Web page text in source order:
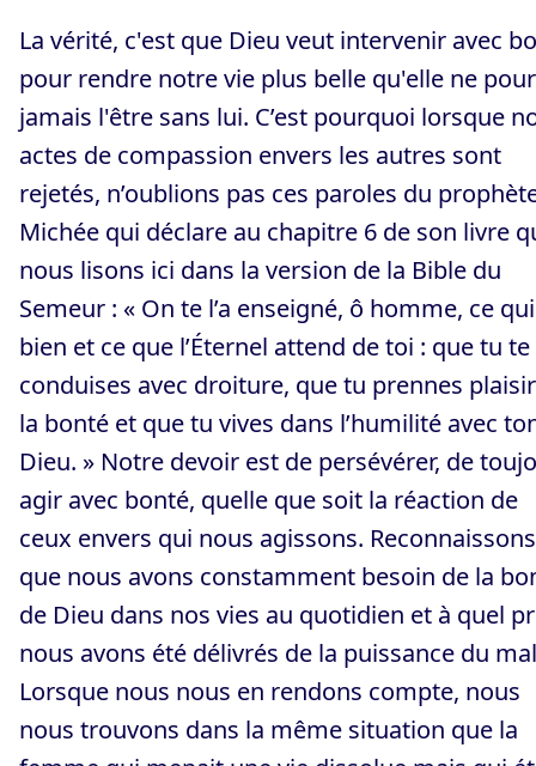
La vérité, c'est que Dieu veut intervenir avec
pour rendre notre vie plus belle qu'elle ne
jamais l'être sans lui. C’est pourquoi lorsque
actes de compassion envers les autres sont
rejetés, n’oublions pas ces paroles du
Michée qui déclare au chapitre 6 de son livre
nous lisons ici dans la version de la Bible du
Semeur : « On te l’a enseigné, ô homme, ce
bien et ce que l’Éternel attend de toi : que tu te
conduises avec droiture, que tu prennes
la bonté et que tu vives dans l’humilité avec
Dieu. » Notre devoir est de persévérer, de
agir avec bonté, quelle que soit la réaction de
ceux envers qui nous agissons. Reconnaissons
que nous avons constamment besoin de la
de Dieu dans nos vies au quotidien et à quel
nous avons été délivrés de la puissance du
Lorsque nous nous en rendons compte, nous
nous trouvons dans la même situation que la